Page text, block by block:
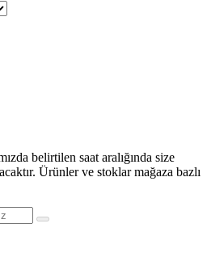
belirtilen saat aralığında size
Ürünler ve stoklar mağaza bazlı